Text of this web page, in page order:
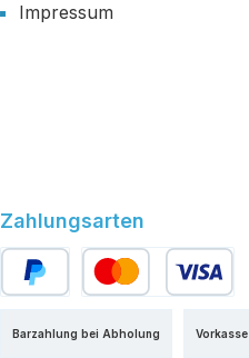
Impressum
Zahlungsarten
Vorkasse
Barzahlung bei Abholung